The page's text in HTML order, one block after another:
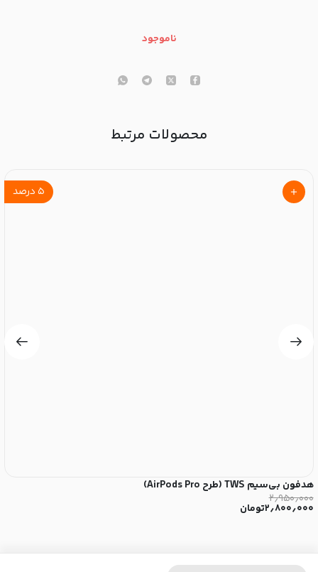
ناموجود
محصولات مرتبط
۵درصد
هدفون بی‌سیم TWS (طرح AirPods Pro)
۲٫۹۵۰٫۰۰۰
۲٫۸۰۰٫۰۰۰تومان